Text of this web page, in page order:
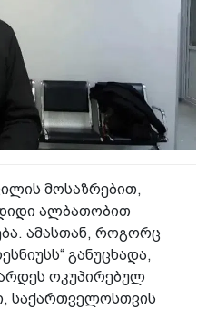
მოსაზრებით,
ალბათობით
ამასთან, როგორც
განუცხადა,
ოკუპირებულ
საქართველოსთვის